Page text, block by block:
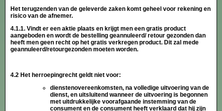
Het terugzenden van de geleverde zaken komt geheel voor rekening en
risico van de afnemer.
4.1.1. Vindt er een aktie plaats en krijgt men een gratis product
aangeboden en wordt de bestelling geannuleerd/ retour gezonden dan
heeft men geen recht op het gratis verkregen product. Dit zal mede
geannuleerd/retourgezonden moeten worden.
4.2 Het herroepingrecht geldt niet voor:
dienstenovereenkomsten, na volledige uitvoering van de
dienst, en uitsluitend wanneer de uitvoering is begonnen
met uitdrukkelijke voorafgaande instemming van de
consument en de consument heeft verklaard dat hij zijn